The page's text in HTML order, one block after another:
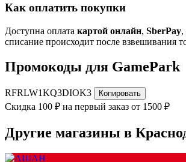
Как оплатить покупки
Доступна оплата картой онлайн, SberPay,
списание происходит после взвешивания
Промокоды для GamePark
RFRLW1KQ3DIOK3 Копировать
Скидка 100 ₽ на первый заказ от 1500 ₽
Другие магазины в